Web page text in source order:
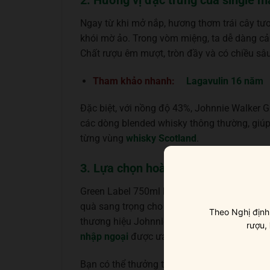
Ngay từ khi mở nắp, hương thơm trái cây
khói mờ ảo. Trong vòm miệng, ta dễ dàng
Chất rượu êm mượt, tròn đầy và có chiều
Tham khảo nhanh: Lagavulin 16 năm
Đặc biệt, với nồng độ 43%, Johnnie Walker
các dòng blended whisky thông thường,
từng vùng whisky Scotland
3. Lựa chọn hoàn hảo cho tiệc tùng
Green Label 750ml không chỉ lý tưởng để
quà sang trọng cho các dịp lễ, Tết Nguyên
thương hiệu Johnnie Walker lâu đời, giúp
nhập ngoại được ưa chuộng hàng đầu tại
Bạn có thể thưởng thức nguyên chất để
Theo Nghị
rượu,